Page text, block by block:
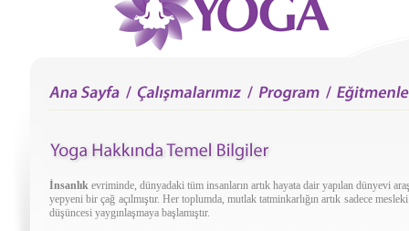
İnsanlık evriminde, dünyadaki tüm insanların artık hayata dair yapılan dünyevi
yepyeni bir çağ açılmıştır. Her toplumda, mutlak tatminkarlığın artık sadece
düşüncesi yaygınlaşmaya başlamıştır.